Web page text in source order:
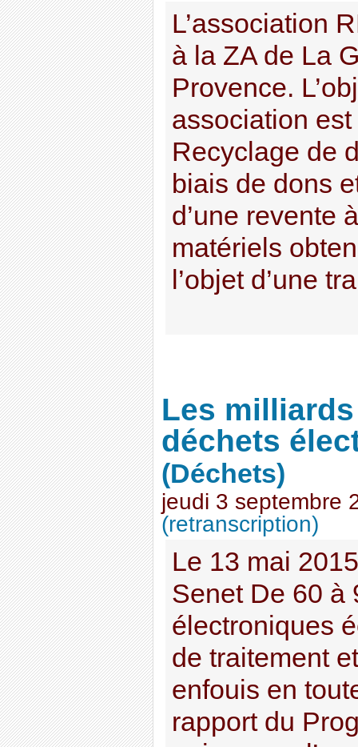
L’association
à la ZA de La
Provence.
association
Recyclage de
biais de dons
d’une revente
matériels
l’objet d’une
Les
déchets
(Déchets)
jeudi 3 septembre
(retranscription)
Le 13 mai
Senet De 60 à
électroniques
de traitement
enfouis en
rapport du